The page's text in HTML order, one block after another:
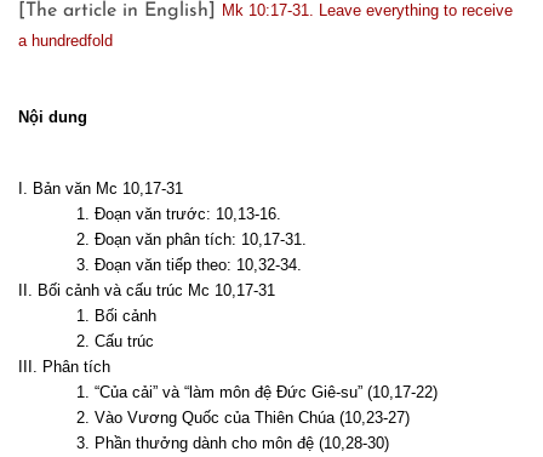
[The article in English]
Mk 10:17-31. Leave everything to receive
a hundredfold
Nội dung
I. Bản văn Mc 10,17-31
1. Đoạn văn trước: 10,13-16.
2. Đoạn văn phân tích: 10,17-31.
3. Đoạn văn tiếp theo: 10,32-34.
II. Bối cảnh và cấu trúc Mc 10,17-31
1. Bối cảnh
2. Cấu trúc
III. Phân tích
1. “Của cải” và “làm môn đệ Đức Giê-su” (10,17-22)
2. Vào Vương Quốc của Thiên Chúa (10,23-27)
3. Phần thưởng dành cho môn đệ (10,28-30)